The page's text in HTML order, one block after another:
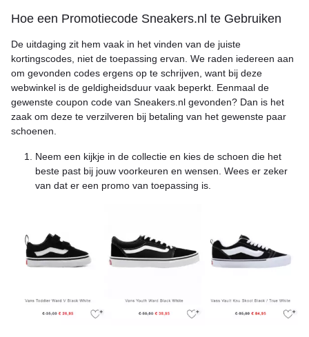
Hoe een Promotiecode Sneakers.nl te Gebruiken
De uitdaging zit hem vaak in het vinden van de juiste
kortingscodes, niet de toepassing ervan. We raden iedereen aan
om gevonden codes ergens op te schrijven, want bij deze
webwinkel is de geldigheidsduur vaak beperkt. Eenmaal de
gewenste coupon code van Sneakers.nl gevonden? Dan is het
zaak om deze te verzilveren bij betaling van het gewenste paar
schoenen.
Neem een kijkje in de collectie en kies de schoen die het
beste past bij jouw voorkeuren en wensen. Wees er zeker
van dat er een promo van toepassing is.